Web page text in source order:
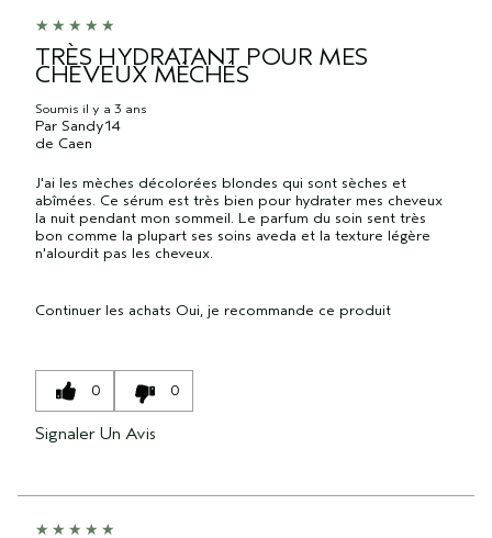
TRÈS HYDRATANT POUR MES
CHEVEUX MÉCHÉS
Soumis il y a 3 ans
Par Sandy14
de Caen
J'ai les mèches décolorées blondes qui sont sèches et
abîmées. Ce sérum est très bien pour hydrater mes cheveux
la nuit pendant mon sommeil. Le parfum du soin sent très
bon comme la plupart ses soins aveda et la texture légère
n'alourdit pas les cheveux.
Continuer les achats Oui, je recommande ce produit
0 0
Signaler Un Avis